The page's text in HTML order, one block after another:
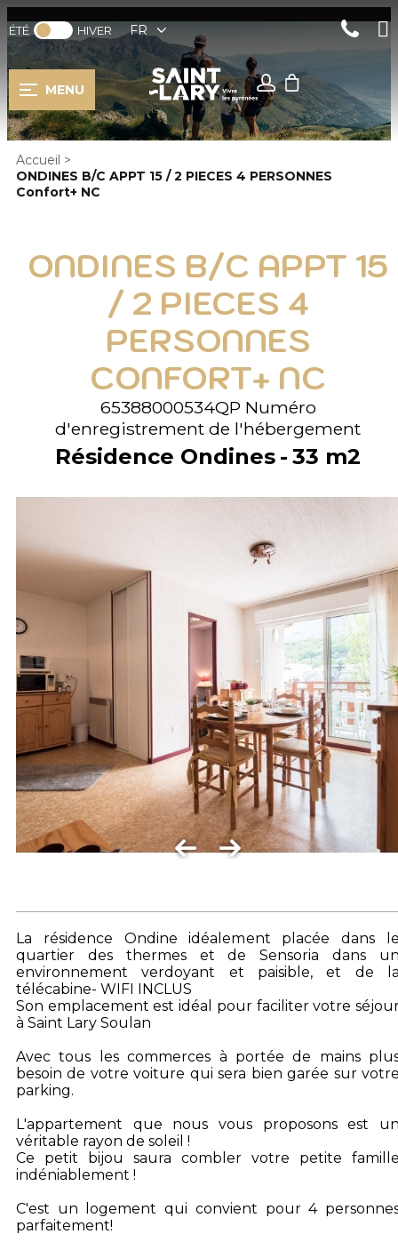
ÉTÉ HIVER FR
MENU
Accueil >
ONDINES B/C APPT 15 / 2 PIECES 4 PERSONNES
Confort+ NC
ONDINES B/C APPT 15
/ 2 PIECES 4
PERSONNES
CONFORT+ NC
65388000534QP Numéro
d'enregistrement de l'hébergement
Résidence Ondines 33 m2
La résidence Ondine idéalement placée dans
quartier des thermes et de Sensoria dans
environnement verdoyant et paisible, et de
télécabine- WIFI INCLUS
Son emplacement est idéal pour faciliter votre
à Saint Lary Soulan
Avec tous les commerces à portée de mains
besoin de votre voiture qui sera bien garée sur
parking.
L'appartement que nous vous proposons est
véritable rayon de soleil !
Ce petit bijou saura combler votre petite
indéniablement !
C'est un logement qui convient pour 4
parfaitement!